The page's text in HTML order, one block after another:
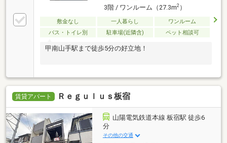
3階 / ワンルーム（27.3m2）
敷金なし 一人暮らし
ワンルーム
バス・トイレ別
駐車場(近隣含) ペット相談可
甲南山手駅まで徒歩5分の好立地！
賃貸アパート Ｒｅｇｕｌｕｓ板宿
山陽電気鉄道本線 板宿駅 徒歩6
分
その他の交通